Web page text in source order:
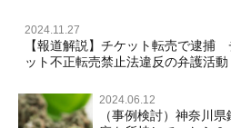
2024.11.27
【報道解説】チケット転売で逮捕
ット不正転売禁止法違反の弁護活動
2024.06.12
（事例検討）神奈川